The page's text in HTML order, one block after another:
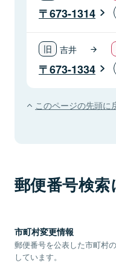
673-1314
吉井
673-1334
このページの先頭に
郵便番号検
市町村変更情報
郵便番号を公表した市町村
しています。